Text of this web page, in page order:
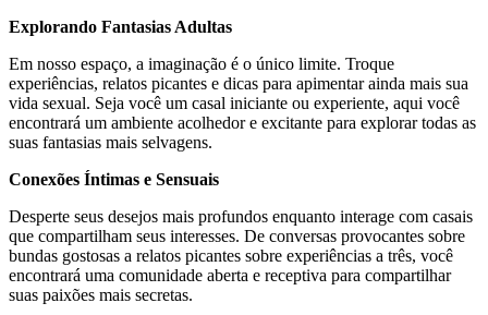
Explorando Fantasias Adultas
Em nosso espaço, a imaginação é o único limite. Troque
experiências, relatos picantes e dicas para apimentar ainda mais sua
vida sexual. Seja você um casal iniciante ou experiente, aqui você
encontrará um ambiente acolhedor e excitante para explorar todas as
suas fantasias mais selvagens.
Conexões Íntimas e Sensuais
Desperte seus desejos mais profundos enquanto interage com casais
que compartilham seus interesses. De conversas provocantes sobre
bundas gostosas a relatos picantes sobre experiências a três, você
encontrará uma comunidade aberta e receptiva para compartilhar
suas paixões mais secretas.